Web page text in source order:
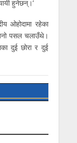
हुनेछन्।’
ओहोदामा रहेका
पसल चलाउँथे।
दुई छोरा र दुई